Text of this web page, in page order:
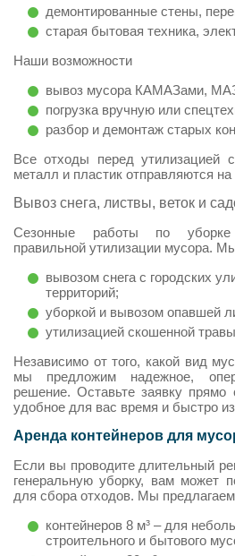
демонтированные стены,
старая бытовая техника,
Наши возможности
вывоз мусора КАМАЗами,
погрузка вручную или
разбор и демонтаж старых
Все отходы перед утилизацией
металл и пластик отправляются на
Вывоз снега, листвы, веток и
Сезонные работы по уборке
правильной утилизации мусора.
вывозом снега с городских
территорий;
уборкой и вывозом опавшей
утилизацией скошенной
Независимо от того, какой вид
мы предложим надежное,
решение. Оставьте заявку
удобное для вас время и быстро
Аренда контейнеров для
Если вы проводите длительный
генеральную уборку, вам может
для сбора отходов. Мы
контейнеров 8 м³ – для
строительного и бытового